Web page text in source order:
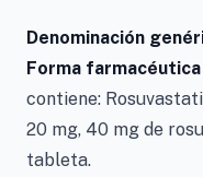
Denominación
Forma
contiene:
20 mg, 40 mg de
tableta.